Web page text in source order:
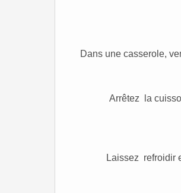
Dans une casserole,
Arrêtez la
Laissez refroidir